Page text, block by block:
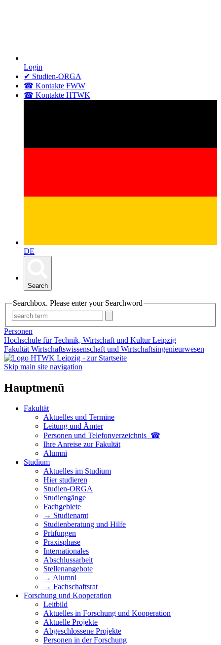
Login
✔ Studien-ORGA
☎ Kontakte FWW
☎ Kontakte HTWK
DE
Search
Searchbox. Please enter your Searchword
Personen
Hochschule für Technik, Wirtschaft und Kultur Leipzig
Fakultät Wirtschaftswissenschaft und Wirtschaftsingenieurwesen
Skip main site navigation
Hauptmenü
Fakultät
Aktuelles und Termine
Leitung und Ämter
Personen und Telefon­verzeichnis ☎
Ihre Anreise zur Fakultät
Alumni
Studium
Aktuelles im Studium
Hier studieren
Studien-ORGA
Studiengänge
Fachgebiete
→ Studienamt
Studienberatung und Hilfe
Prüfungen
Praxisphase
Internationales
Abschlussarbeit
Stellenangebote
→ Alumni
→ Fachschaftsrat
Forschung und Kooperation
Leitbild
Aktuelles in Forschung und Kooperation
Aktuelle Projekte
Abgeschlossene Projekte
Personen in der Forschung